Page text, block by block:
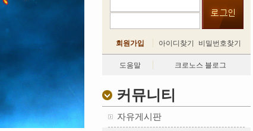
회원가입 아이디찾기 비밀번호찾기
도움말 크로노스 블로그
커뮤니티
자유게시판